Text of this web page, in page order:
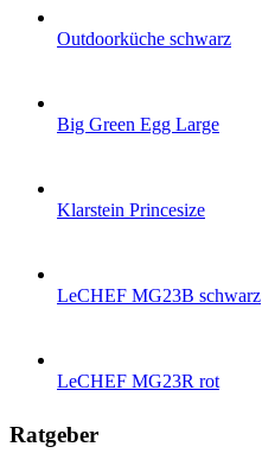
Outdoorküche schwarz
Big Green Egg Large
Klarstein Princesize
LeCHEF MG23B schwarz
LeCHEF MG23R rot
Ratgeber